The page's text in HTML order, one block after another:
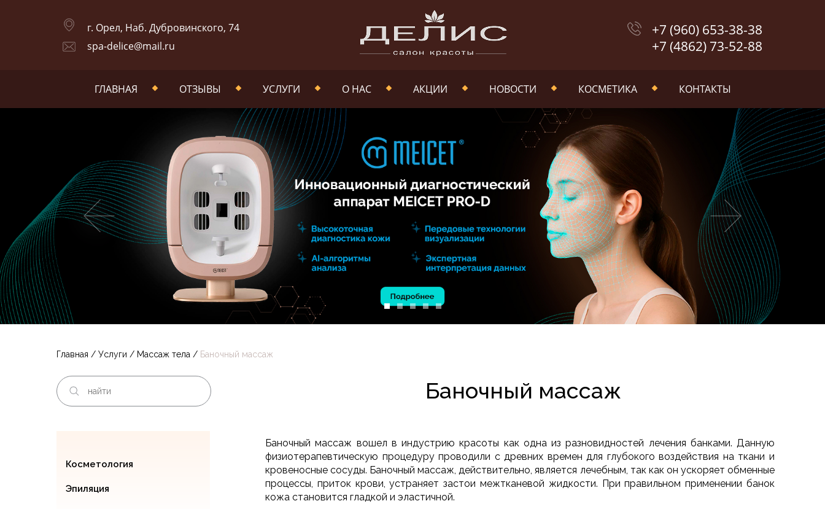
г. Орел, Наб. Дубровинского, 74
spa-delice@mail.ru
+7 (960) 653-38-38
+7 (4862) 73-52-88
ГЛАВНАЯ ОТЗЫВЫ УСЛУГИ О НАС
НАША КОМАНДА
ФОТОГАЛЕРЕЯ
ДОКУМЕНТЫ
НАШИ РАБОТЫ
ВАКАНСИИ
ПОЛИТИКА В
ОБРАБОТКИ
ПЕРСОНАЛЬНЫХ
ПОЛИТИКА
ФАЙЛОВ COOKIE
АКЦИИ НОВОСТИ КОСМЕТИКА КОНТАКТЫ
Главная / Услуги / Массаж тела / Баночный массаж
Косметология
Эпиляция
Баночный массаж
Баночный массаж вошел в индустрию красоты как одна из разновидностей лечения банками. Данную
физиотерапевтическую процедуру проводили с древних времен для глубокого воздействия на ткани и
кровеносные сосуды. Баночный массаж, действительно, является лечебным, так как он ускоряет обменные
процессы, приток крови, устраняет застои межтканевой жидкости. При правильном применении банок
кожа становится гладкой и эластичной.